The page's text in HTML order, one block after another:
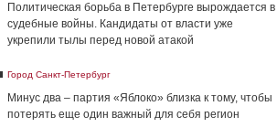
Политическая борьба в Петербурге вырождается в
судебные войны. Кандидаты от власти уже
укрепили тылы перед новой атакой
Город Санкт-Петербург
Минус два – партия «Яблоко» близка к тому, чтобы
потерять еще один важный для себя регион